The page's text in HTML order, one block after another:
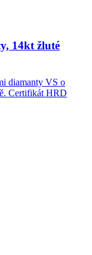
14kt žluté
diamanty VS o
Certifikát HRD